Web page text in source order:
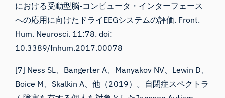
における受動型脳-コンピュータ・インターフェース
への応用に向けたドライEEGシステムの評価. Front.
Hum. Neurosci. 11:78. doi:
10.3389/fnhum.2017.00078
[7] Ness SL、Bangerter A、Manyakov NV、Lewin D、
Boice M、Skalkin A、他（2019）。自閉症スペクトラ